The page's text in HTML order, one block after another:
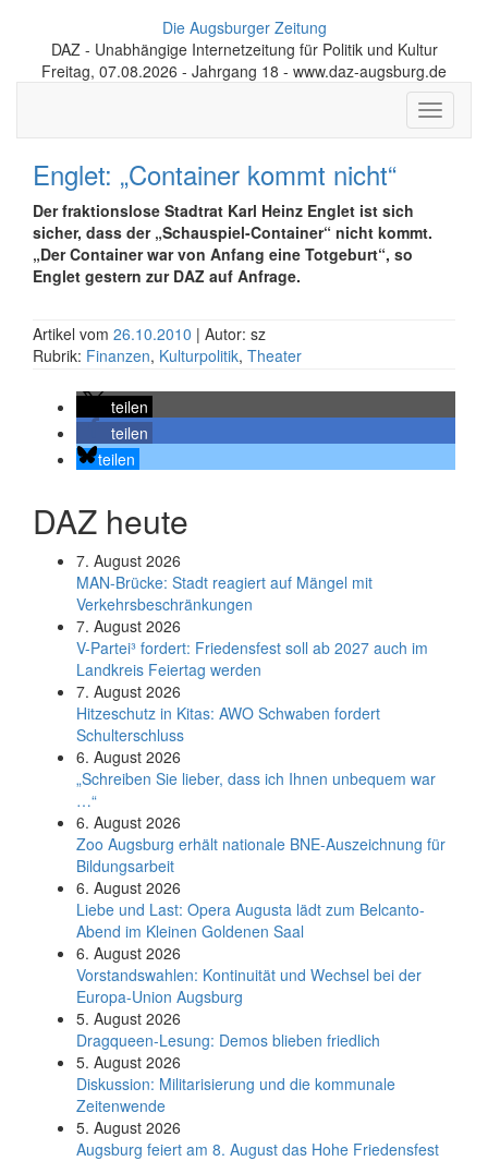
Die Augsburger Zeitung
DAZ - Unabhängige Internetzeitung für Politik und Kultur
Freitag, 07.08.2026 - Jahrgang 18 - www.daz-augsburg.de
Toggle
Englet: „Container kommt nicht“
Der fraktionslose Stadtrat Karl Heinz Englet ist sich
sicher, dass der „Schauspiel-Container“ nicht kommt.
„Der Container war von Anfang eine Totgeburt“, so
Englet gestern zur DAZ auf Anfrage.
Artikel vom 26.10.2010 | Autor: sz
Rubrik: Finanzen, Kulturpolitik, Theater
teilen
teilen
teilen
DAZ heute
7. August 2026
MAN-Brücke: Stadt reagiert auf Mängel mit
Verkehrsbeschränkungen
7. August 2026
V-Partei­³ fordert: Friedens­fest soll ab 2027 auch im
Land­kreis Feier­tag werden
7. August 2026
Hitzeschutz in Kitas: AWO Schwaben fordert
Schulterschluss
6. August 2026
„Schreiben Sie lieber, dass ich Ihnen unbequem war
…“
6. August 2026
Zoo Augsburg erhält nationale BNE-Auszeichnung für
Bildungsarbeit
6. August 2026
Liebe und Last: Opera Augusta lädt zum Belcanto-
Abend im Kleinen Goldenen Saal
6. August 2026
Vorstandswahlen: Kontinuität und Wechsel bei der
Europa-Union Augsburg
5. August 2026
Dragqueen-Lesung: Demos blieben friedlich
5. August 2026
Diskussion: Mi­li­ta­ri­sie­rung und die kommunale
Zeitenwende
5. August 2026
Augsburg feiert am 8. August das Hohe Friedensfest